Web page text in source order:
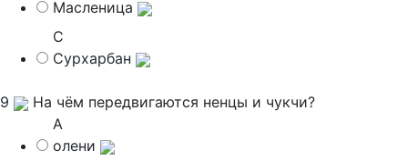
Масленица
C
Сурхарбан
9
На чём передвигаются ненцы и чукчи?
A
олени